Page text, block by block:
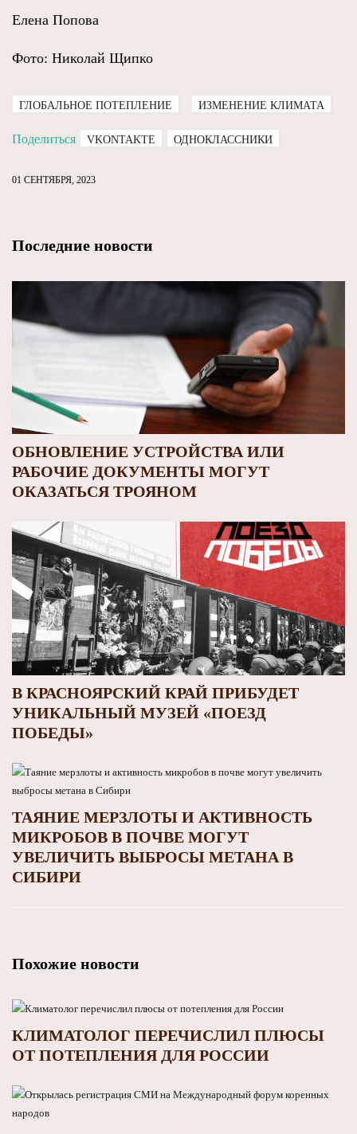
Елена Попова
Фото: Николай Щипко
ГЛОБАЛЬНОЕ ПОТЕПЛЕНИЕ ИЗМЕНЕНИЕ КЛИМАТА
Поделиться VKONTAKTE ОДНОКЛАССНИКИ
01 СЕНТЯБРЯ, 2023
Последние новости
ОБНОВЛЕНИЕ УСТРОЙСТВА ИЛИ
РАБОЧИЕ ДОКУМЕНТЫ МОГУТ
ОКАЗАТЬСЯ ТРОЯНОМ
В КРАСНОЯРСКИЙ КРАЙ ПРИБУДЕТ
УНИКАЛЬНЫЙ МУЗЕЙ «ПОЕЗД
ПОБЕДЫ»
ТАЯНИЕ МЕРЗЛОТЫ И АКТИВНОСТЬ
МИКРОБОВ В ПОЧВЕ МОГУТ
УВЕЛИЧИТЬ ВЫБРОСЫ МЕТАНА В
СИБИРИ
Похожие новости
КЛИМАТОЛОГ ПЕРЕЧИСЛИЛ ПЛЮСЫ
ОТ ПОТЕПЛЕНИЯ ДЛЯ РОССИИ